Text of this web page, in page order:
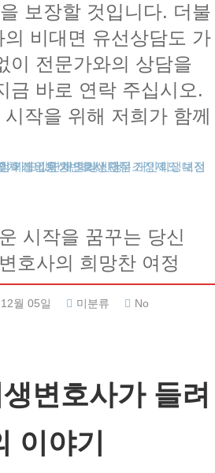
보장할 것입니다. 더불
비대면 유선상담도 가
이 전문가와의 상담을
금 바로 연락 주십시오.
작을 위해 저희가 함께
차 개인회생변호사 채무조정제도
회생비용 개인회생단점
카드값연체 회생신청
시작을 꿈꾸는 당신
호사의 희망찬 여정
월 05일 미분류
No
변호사가 들려
이야기